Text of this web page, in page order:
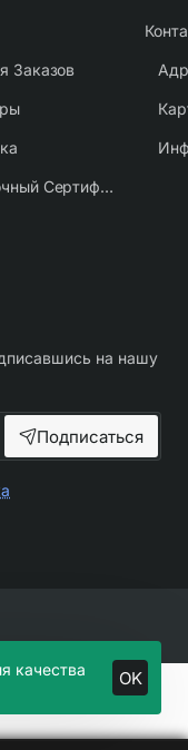
качества
OK
Заказов
Подарочный Сертификат
на нашу
Подписаться